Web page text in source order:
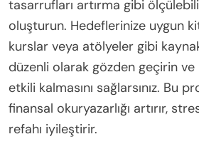
kavramalarını sağlayın.
katılıma teşvik etmek için
ve çevrimiçi kurslar gibi
Gerçek yaşam senaryoları ve
topluluk atölyelerini teşvik edin;
öğrenme ortamı oluşturur. Son